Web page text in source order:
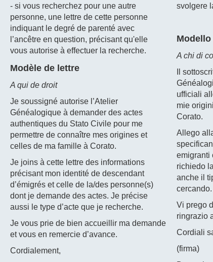
- si vous recherchez pour une autre
personne, une lettre de cette personne
indiquant le degré de parenté avec
l’ancêtre en question, précisant qu'elle
vous autorise à effectuer la recherche.
Modèle de lettre
A qui de droit
Je soussigné autorise l’Atelier
Généalogique à demander des actes
authentiques du Stato Civile pour me
permettre de connaître mes origines et
celles de ma famille à Corato.
Je joins à cette lettre des informations
précisant mon identité de descendant
d’émigrés et celle de la/des personne(s)
dont je demande des actes. Je précise
aussi le type d’acte que je recherche.
Je vous prie de bien accueillir ma demande
et vous en remercie d’avance.
Cordialement,
svolgere
A chi di
Il
ufficiali
mie
Corato.
Allego
emigranti
richiedo
anche il
cercando.
Vi prego
ringrazio
Cordiali
(firma)